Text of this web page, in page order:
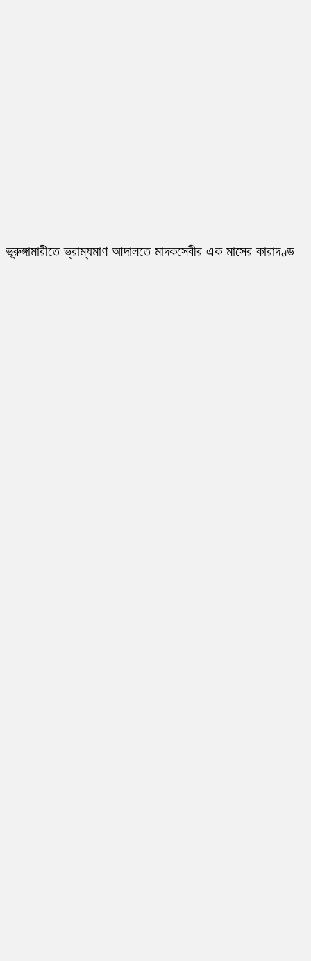
ভূরুঙ্গামারীতে ভ্রাম্যমাণ আদালতে মাদকসেবীর এক মাসের কারাদণ্ড